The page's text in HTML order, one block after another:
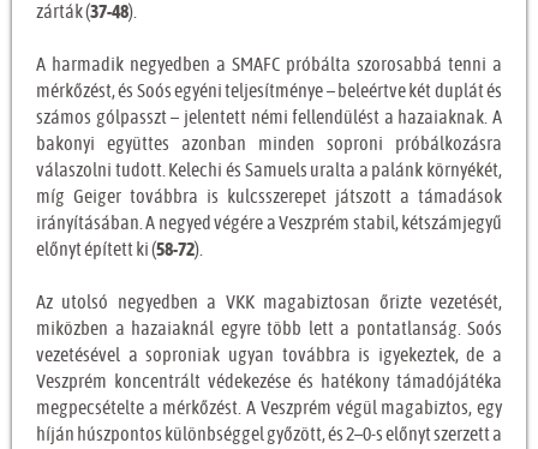
zárták (37-48).
A harmadik negyedben a SMAFC próbálta szorosabbá tenni a
mérkőzést, és Soós egyéni teljesítménye – beleértve két duplát és
számos gólpasszt – jelentett némi fellendülést a hazaiaknak. A
bakonyi együttes azonban minden soproni próbálkozásra
válaszolni tudott. Kelechi és Samuels uralta a palánk környékét,
míg Geiger továbbra is kulcsszerepet játszott a támadások
irányításában. A negyed végére a Veszprém stabil, kétszámjegyű
előnyt épített ki (58-72).
Az utolsó negyedben a VKK magabiztosan őrizte vezetését,
miközben a hazaiaknál egyre több lett a pontatlanság. Soós
vezetésével a soproniak ugyan továbbra is igyekeztek, de a
Veszprém koncentrált védekezése és hatékony támadójátéka
megpecsételte a mérkőzést. A Veszprém végül magabiztos, egy
híján húszpontos különbséggel győzött, és 2–0-s előnyt szerzett a